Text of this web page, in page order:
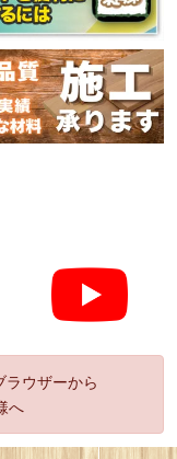
ウザーから
へ